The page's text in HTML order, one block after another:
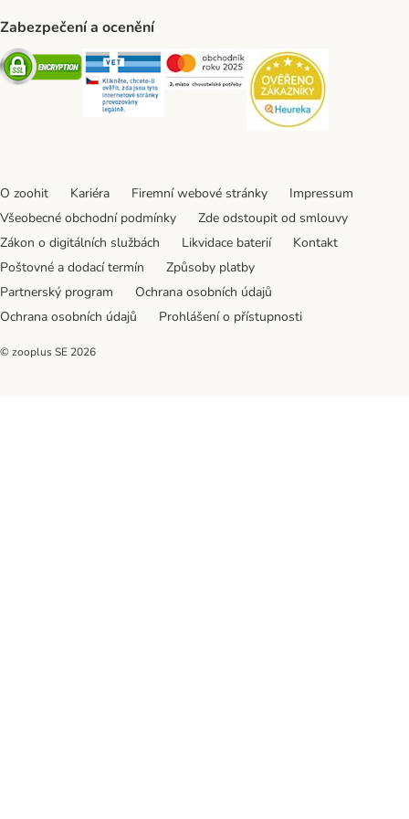
Zabezpečení a ocenění
Security Security Security
O zoohit Kariéra Firemní webové stránky
Impressum
Všeobecné obchodní podmínky
Zde odstoupit od smlouvy
Zákon o digitálních službách
Likvidace baterií
Kontakt
Poštovné a dodací termín
Způsoby platby
Partnerský program
Ochrana osobních údajů
Ochrana osobních údajů
Prohlášení o přístupnosti
© zooplus SE 2026